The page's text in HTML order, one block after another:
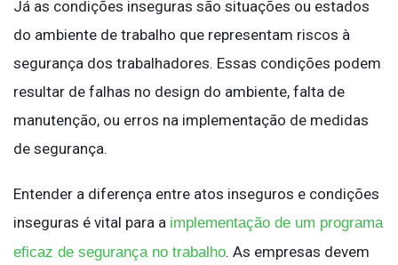
Já as condições inseguras são situações ou estados
do ambiente de trabalho que representam riscos à
segurança dos trabalhadores. Essas condições podem
resultar de falhas no design do ambiente, falta de
manutenção, ou erros na implementação de medidas
de segurança.
Entender a diferença entre atos inseguros e condições
inseguras é vital para a implementação de um programa
eficaz de segurança no trabalho. As empresas devem